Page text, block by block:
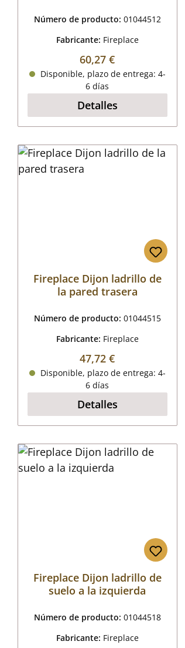
Número de producto: 01044512
Fabricante: Fireplace
Precio normal:
60,27 €
Disponible, plazo de entrega: 4-
6 días
Detalles
Fireplace Dijon ladrillo de
la pared trasera
Número de producto: 01044515
Fabricante: Fireplace
Precio normal:
47,72 €
Disponible, plazo de entrega: 4-
6 días
Detalles
Fireplace Dijon ladrillo de
suelo a la izquierda
Número de producto: 01044518
Fabricante: Fireplace